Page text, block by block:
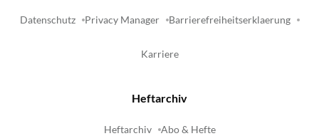
Datenschutz Privacy Manager Barrierefreiheitserklaerung
Karriere
Heftarchiv
Heftarchiv Abo & Hefte